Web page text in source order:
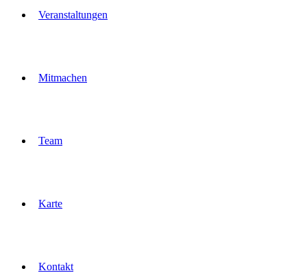
Veranstaltungen
Mitmachen
Team
Karte
Kontakt